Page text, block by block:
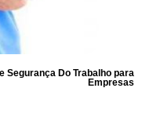
Segurança Do Trabalho para
Empresas